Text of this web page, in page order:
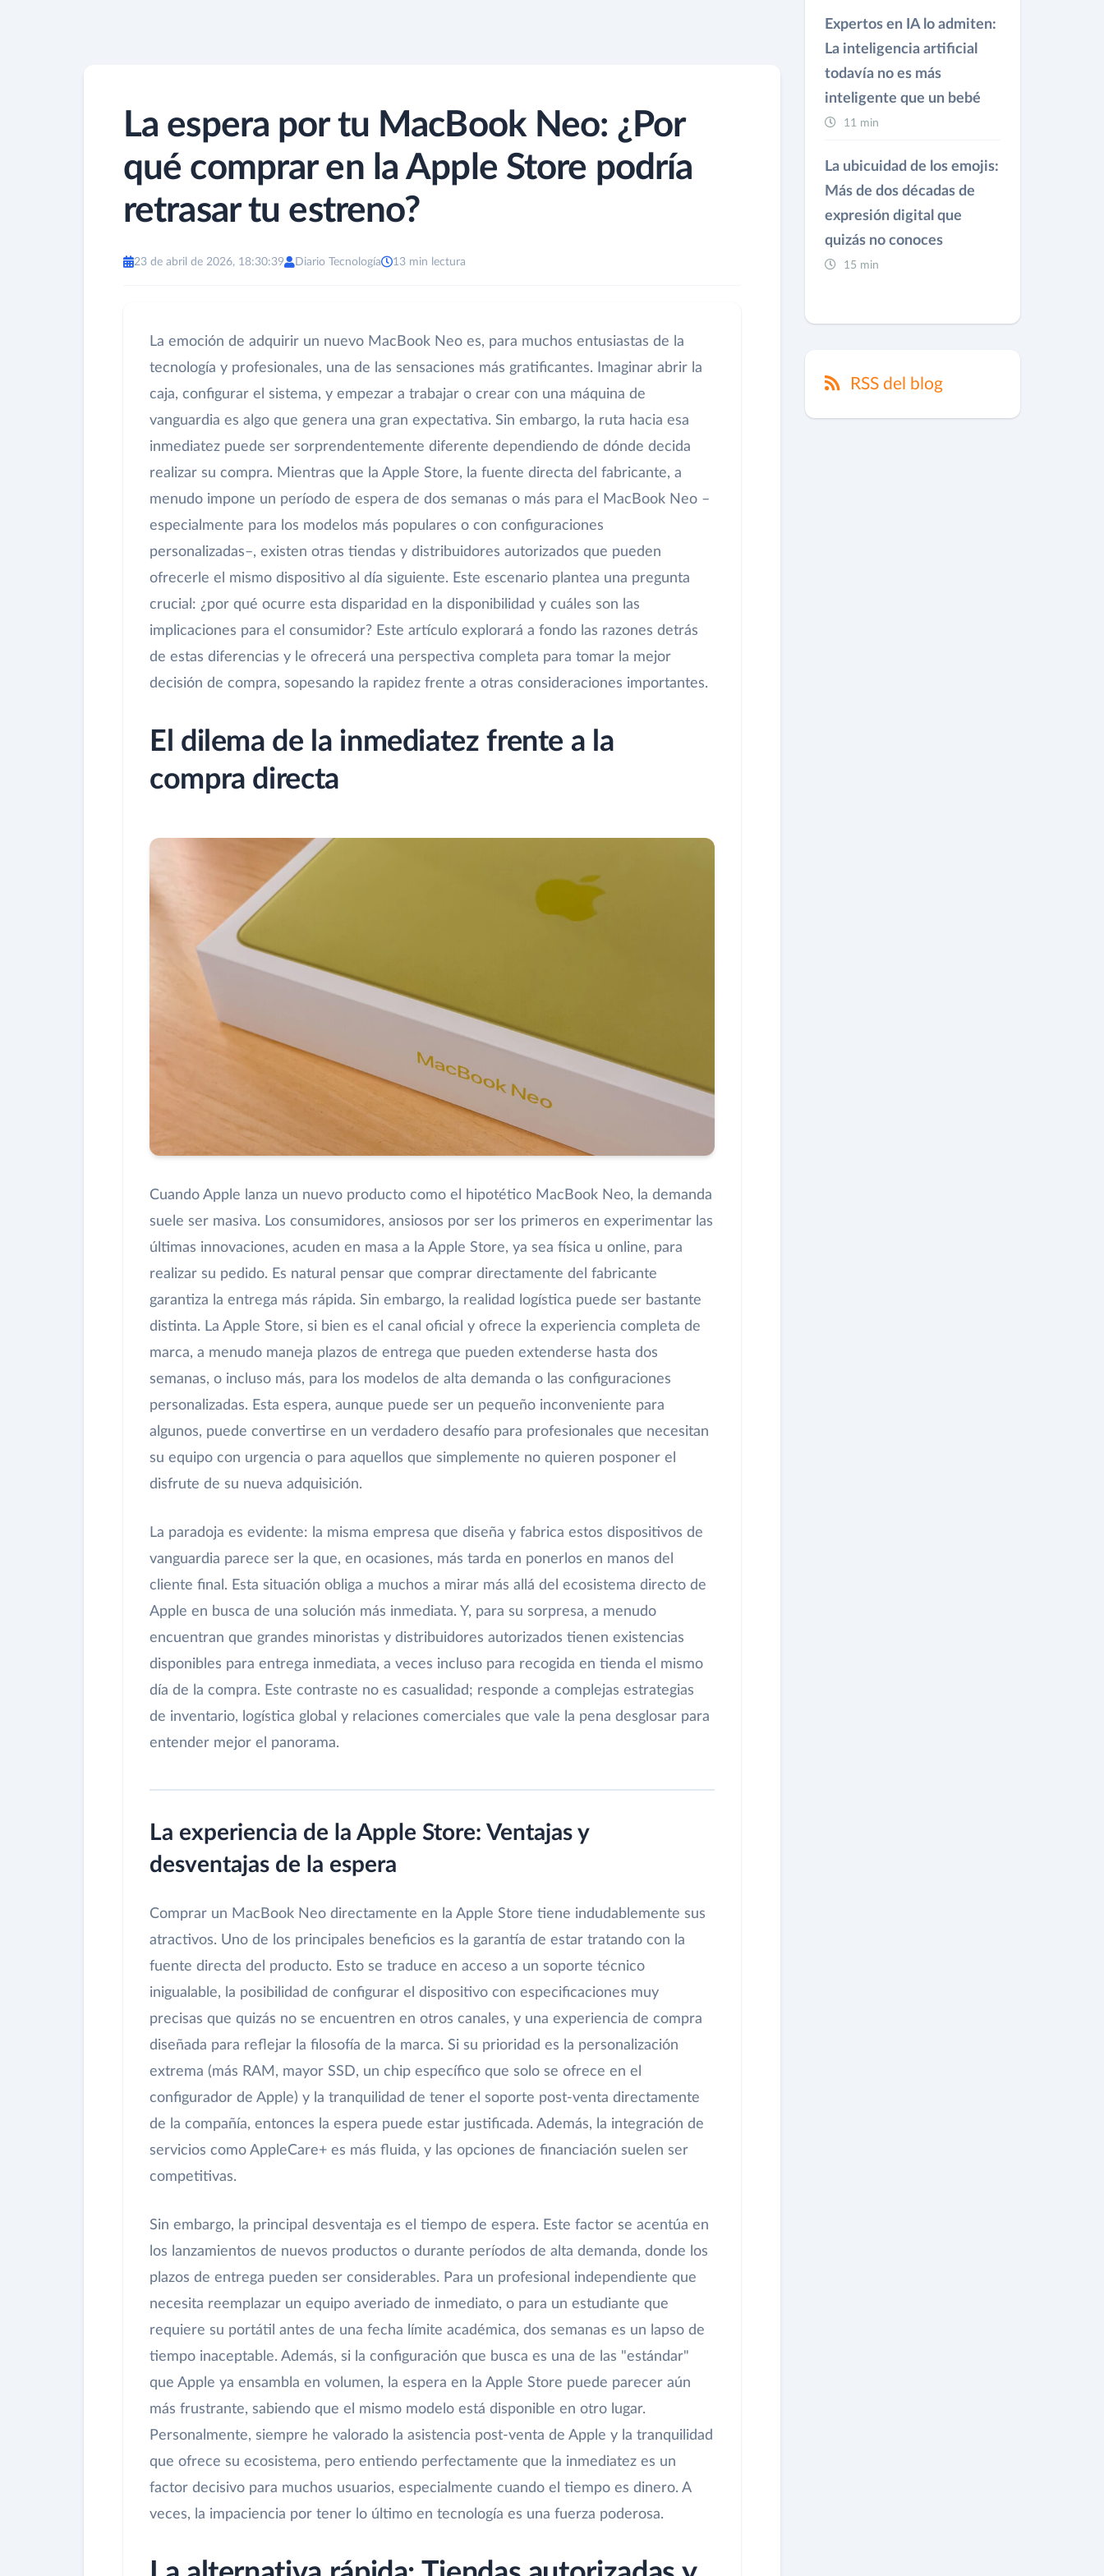
La espera por tu MacBook Neo: ¿Por
qué comprar en la Apple Store podría
retrasar tu estreno?
23 de abril de 2026, 18:30:39 Diario Tecnología 13 min lectura
La emoción de adquirir un nuevo MacBook Neo es, para muchos entusiastas de la
tecnología y profesionales, una de las sensaciones más gratificantes. Imaginar abrir la
caja, configurar el sistema, y empezar a trabajar o crear con una máquina de
vanguardia es algo que genera una gran expectativa. Sin embargo, la ruta hacia esa
inmediatez puede ser sorprendentemente diferente dependiendo de dónde decida
realizar su compra. Mientras que la Apple Store, la fuente directa del fabricante, a
menudo impone un período de espera de dos semanas o más para el MacBook Neo –
especialmente para los modelos más populares o con configuraciones
personalizadas–, existen otras tiendas y distribuidores autorizados que pueden
ofrecerle el mismo dispositivo al día siguiente. Este escenario plantea una pregunta
crucial: ¿por qué ocurre esta disparidad en la disponibilidad y cuáles son las
implicaciones para el consumidor? Este artículo explorará a fondo las razones detrás
de estas diferencias y le ofrecerá una perspectiva completa para tomar la mejor
decisión de compra, sopesando la rapidez frente a otras consideraciones importantes.
El dilema de la inmediatez frente a la
compra directa
Cuando Apple lanza un nuevo producto como el hipotético MacBook Neo, la demanda
suele ser masiva. Los consumidores, ansiosos por ser los primeros en experimentar las
últimas innovaciones, acuden en masa a la Apple Store, ya sea física u online, para
realizar su pedido. Es natural pensar que comprar directamente del fabricante
garantiza la entrega más rápida. Sin embargo, la realidad logística puede ser bastante
distinta. La Apple Store, si bien es el canal oficial y ofrece la experiencia completa de
marca, a menudo maneja plazos de entrega que pueden extenderse hasta dos
semanas, o incluso más, para los modelos de alta demanda o las configuraciones
personalizadas. Esta espera, aunque puede ser un pequeño inconveniente para
algunos, puede convertirse en un verdadero desafío para profesionales que necesitan
su equipo con urgencia o para aquellos que simplemente no quieren posponer el
disfrute de su nueva adquisición.
La paradoja es evidente: la misma empresa que diseña y fabrica estos dispositivos de
vanguardia parece ser la que, en ocasiones, más tarda en ponerlos en manos del
cliente final. Esta situación obliga a muchos a mirar más allá del ecosistema directo de
Apple en busca de una solución más inmediata. Y, para su sorpresa, a menudo
encuentran que grandes minoristas y distribuidores autorizados tienen existencias
disponibles para entrega inmediata, a veces incluso para recogida en tienda el mismo
día de la compra. Este contraste no es casualidad; responde a complejas estrategias
de inventario, logística global y relaciones comerciales que vale la pena desglosar para
entender mejor el panorama.
La experiencia de la Apple Store: Ventajas y
desventajas de la espera
Comprar un MacBook Neo directamente en la Apple Store tiene indudablemente sus
atractivos. Uno de los principales beneficios es la garantía de estar tratando con la
fuente directa del producto. Esto se traduce en acceso a un soporte técnico
inigualable, la posibilidad de configurar el dispositivo con especificaciones muy
precisas que quizás no se encuentren en otros canales, y una experiencia de compra
diseñada para reflejar la filosofía de la marca. Si su prioridad es la personalización
extrema (más RAM, mayor SSD, un chip específico que solo se ofrece en el
configurador de Apple) y la tranquilidad de tener el soporte post-venta directamente
de la compañía, entonces la espera puede estar justificada. Además, la integración de
servicios como AppleCare+ es más fluida, y las opciones de financiación suelen ser
competitivas.
Sin embargo, la principal desventaja es el tiempo de espera. Este factor se acentúa en
los lanzamientos de nuevos productos o durante períodos de alta demanda, donde los
plazos de entrega pueden ser considerables. Para un profesional independiente que
necesita reemplazar un equipo averiado de inmediato, o para un estudiante que
requiere su portátil antes de una fecha límite académica, dos semanas es un lapso de
tiempo inaceptable. Además, si la configuración que busca es una de las "estándar"
que Apple ya ensambla en volumen, la espera en la Apple Store puede parecer aún
más frustrante, sabiendo que el mismo modelo está disponible en otro lugar.
Personalmente, siempre he valorado la asistencia post-venta de Apple y la tranquilidad
que ofrece su ecosistema, pero entiendo perfectamente que la inmediatez es un
factor decisivo para muchos usuarios, especialmente cuando el tiempo es dinero. A
veces, la impaciencia por tener lo último en tecnología es una fuerza poderosa.
Expertos en IA lo admiten:
La inteligencia artificial
todavía no es más
inteligente que un bebé
11 min
La ubicuidad de los emojis:
Más de dos décadas de
expresión digital que
quizás no conoces
15 min
RSS del blog